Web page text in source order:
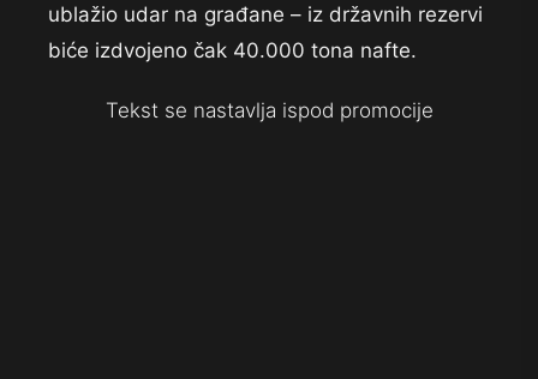
ublažio udar na građane – iz državnih rezervi
biće izdvojeno čak 40.000 tona nafte.
Tekst se nastavlja ispod promocije